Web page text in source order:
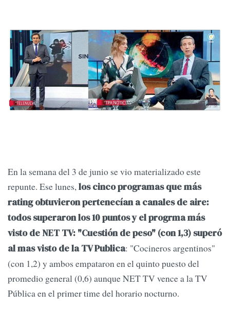
En la semana del 3 de junio se vio materializado este
repunte. Ese lunes,los cinco programas que más
rating obtuvieron pertenecían a canales de aire:
todos superaron los 10 puntos y el progrma más
visto de NET TV: "Cuestión de peso" (con 1,3) superó
al mas visto de la TV Publica: "Cocineros argentinos"
(con 1,2) y ambos empataron en el quinto puesto del
promedio general (0,6) aunque NET TV vence a la TV
Pública en el primer time del horario nocturno.